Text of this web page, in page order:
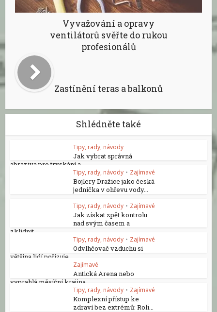
Vyvažování a opravy
ventilátorů svěřte do rukou
profesionálů
Zastínění teras a balkonů
Shlédněte také
Tipy, rady, návody
Jak vybrat správná
abraziva pro tryskání a...
Tipy, rady, návody • Zajímavé
Bojlery Dražice jako česká
jednička v ohřevu vody...
Tipy, rady, návody • Zajímavé
Jak získat zpět kontrolu
nad svým časem a
zklidnit...
Tipy, rady, návody • Zajímavé
Odvlhčovač vzduchu si
většina lidí pořizuje...
Zajímavé
Antická Arena nebo
vyprahlá měsíční krajina...
Tipy, rady, návody • Zajímavé
Komplexní přístup ke
zdraví bez extrémů: Roli...